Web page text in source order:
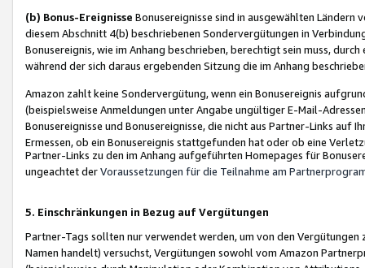
(b) Bonus-Ereignisse Bonusereignisse sind in ausgewählten Ländern
diesem Abschnitt 4(b) beschriebenen Sondervergütungen in
Bonusereignis, wie im Anhang beschrieben, berechtigt sein muss,
während der sich daraus ergebenden Sitzung die im Anhang
Amazon zahlt keine Sondervergütung, wenn ein Bonusereignis
(beispielsweise Anmeldungen unter Angabe ungültiger E-Mail-
Bonusereignisse und Bonusereignisse, die nicht aus Partner-Links auf
Ermessen, ob ein Bonusereignis stattgefunden hat oder ob eine
Partner-Links zu den im Anhang aufgeführten Homepages für
ungeachtet derVoraussetzungen für die Teilnahme am
5. Einschränkungen in Bezug auf Vergütungen
Partner-Tags sollten nur verwendet werden, um von den
Namen handelt) versuchst, Vergütungen sowohl vom Amazon